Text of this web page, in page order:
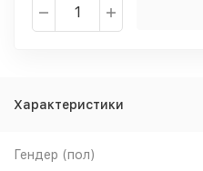
Характеристики
Гендер (пол)